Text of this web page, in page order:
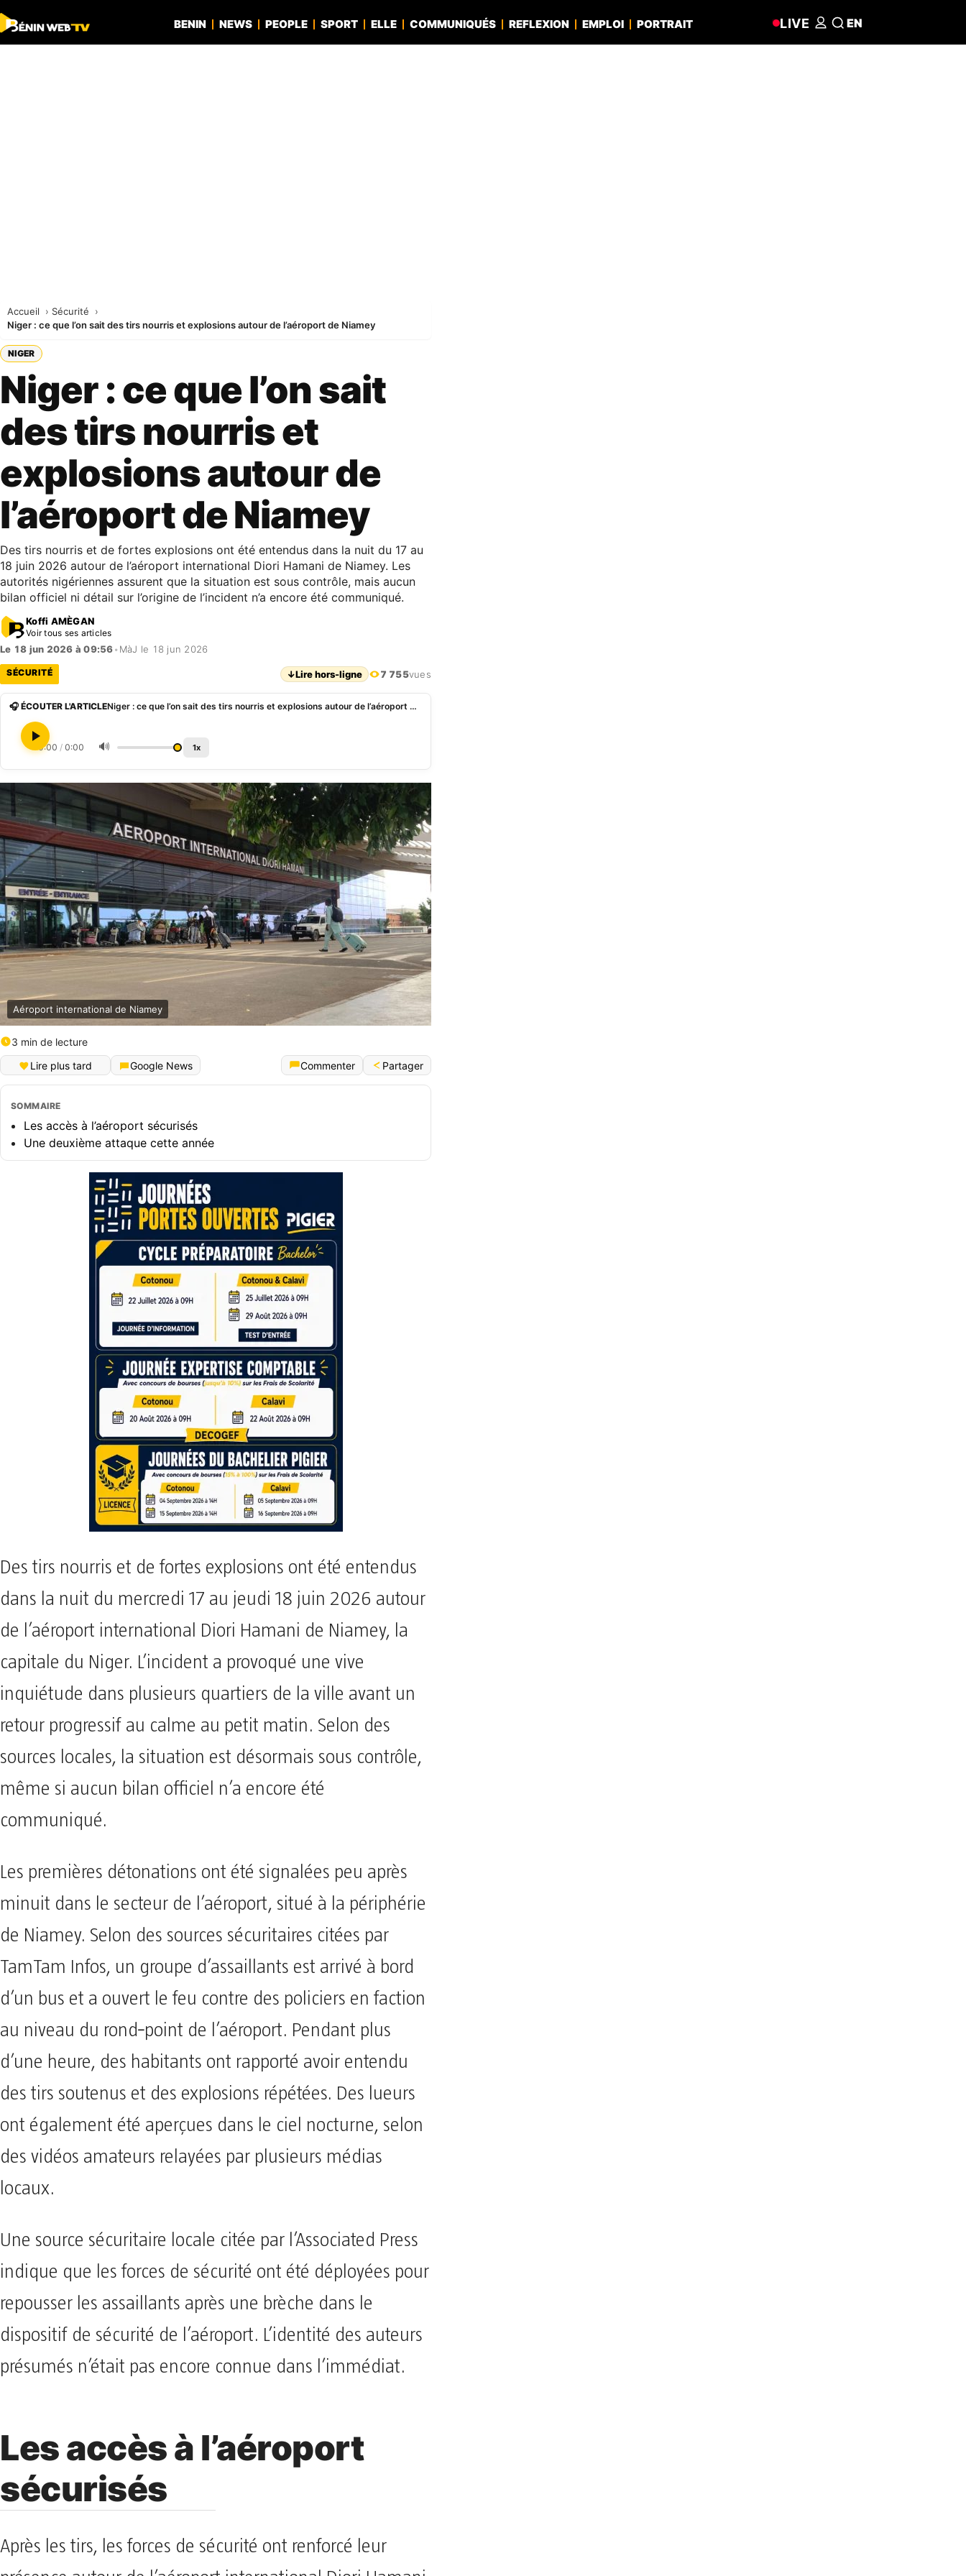
BENIN NEWS PEOPLE SPORT ELLE COMMUNIQUÉS REFLEXION EMPLOI PORTRAIT LIVE EN
Accueil
Sécurité
Niger : ce que l’on sait des tirs nourris et explosions autour de l’aéroport de Niamey
NIGER
Niger : ce que l’on sait
des tirs nourris et
explosions autour de
l’aéroport de Niamey
Des tirs nourris et de fortes explosions ont été entendus dans la nuit du 17 au
18 juin 2026 autour de l’aéroport international Diori Hamani de Niamey. Les
autorités nigériennes assurent que la situation est sous contrôle, mais aucun
bilan officiel ni détail sur l’origine de l’incident n’a encore été communiqué.
Koffi AMÈGAN
Voir tous ses articles
Le 18 jun 2026 à 09:56• MàJ le 18 jun 2026
SÉCURITÉ ↓Lire hors-ligne 7 755vues
🎧 ÉCOUTER L'ARTICLE Niger : ce que l’on sait des tirs nourris et explosions autour de l’aéroport de Niamey
0:00 / 0:00 🔊 1x
Aéroport international de Niamey
3 min de lecture
Lire plus tard
Google News Commenter Partager
SOMMAIRE
Les accès à l’aéroport sécurisés
Une deuxième attaque cette année
Des tirs nourris et de fortes explosions ont été entendus
dans la nuit du mercredi 17 au jeudi 18 juin 2026 autour
de l’aéroport international Diori Hamani de Niamey, la
capitale du Niger. L’incident a provoqué une vive
inquiétude dans plusieurs quartiers de la ville avant un
retour progressif au calme au petit matin. Selon des
sources locales, la situation est désormais sous contrôle,
même si aucun bilan officiel n’a encore été
communiqué.
Les premières détonations ont été signalées peu après
minuit dans le secteur de l’aéroport, situé à la périphérie
de Niamey. Selon des sources sécuritaires citées par
TamTam Infos, un groupe d’assaillants est arrivé à bord
d’un bus et a ouvert le feu contre des policiers en faction
au niveau du rond‑point de l’aéroport. Pendant plus
d’une heure, des habitants ont rapporté avoir entendu
des tirs soutenus et des explosions répétées. Des lueurs
ont également été aperçues dans le ciel nocturne, selon
des vidéos amateurs relayées par plusieurs médias
locaux.
Une source sécuritaire locale citée par l’Associated Press
indique que les forces de sécurité ont été déployées pour
repousser les assaillants après une brèche dans le
dispositif de sécurité de l’aéroport. L’identité des auteurs
présumés n’était pas encore connue dans l’immédiat.
Les accès à l’aéroport
sécurisés
Après les tirs, les forces de sécurité ont renforcé leur